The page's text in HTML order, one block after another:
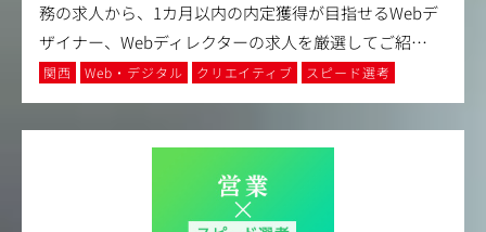
務の求人から、1カ月以内の内定獲得が目指せるWebデ
ザイナー、Webディレクターの求人を厳選してご紹…
関西 Web・デジタル クリエイティブ スピード選考